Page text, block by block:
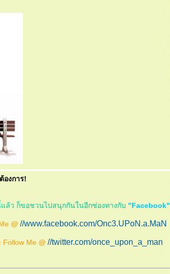
องการ!
ล้ว ก็ขอชวนไปสนุกกันในอีกช่องทางกับ "Facebook"
@ //www.facebook.com/Onc3.UPoN.a.MaN
Me @ //twitter.com/once_upon_a_man